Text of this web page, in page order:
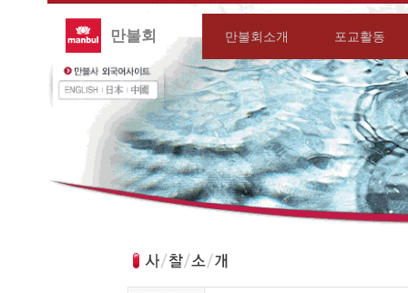
만불회 만불회소개 포교활동